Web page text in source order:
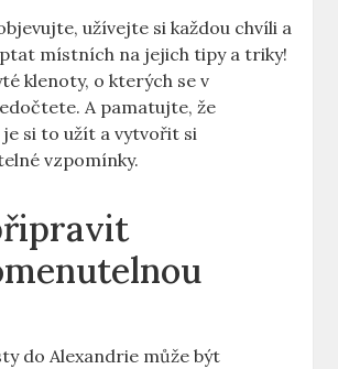
užívejte si každou chvíli a
místních na jejich tipy a triky!
klenoty, o kterých se v
A pamatujte, že
si to užít a vytvořit si
vzpomínky.
do Alexandrie může být